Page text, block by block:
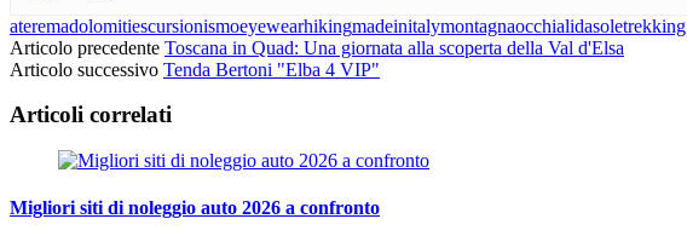
ateremadolomitiescursionismoeyewearhikingmadeinitalymontagnaocchialidasoletrekking
Articolo precedente Toscana in Quad: Una giornata alla scoperta della Val d'Elsa
Articolo successivo Tenda Bertoni "Elba 4 VIP"
Articoli correlati
Migliori siti di noleggio auto 2026 a confronto